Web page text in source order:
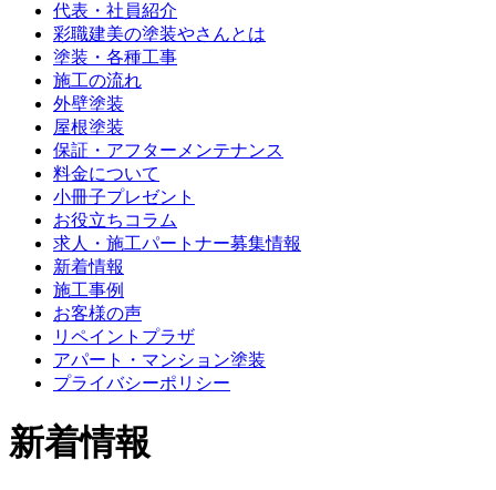
代表・社員紹介
彩職建美の塗装やさんとは
塗装・各種工事
施工の流れ
外壁塗装
屋根塗装
保証・アフターメンテナンス
料金について
小冊子プレゼント
お役立ちコラム
求人・施工パートナー募集情報
新着情報
施工事例
お客様の声
リペイントプラザ
アパート・マンション塗装
プライバシーポリシー
新着情報